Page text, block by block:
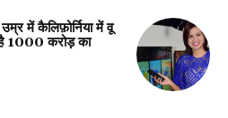
में कैलिफ़ोर्निया में वू
1000 करोड़ का